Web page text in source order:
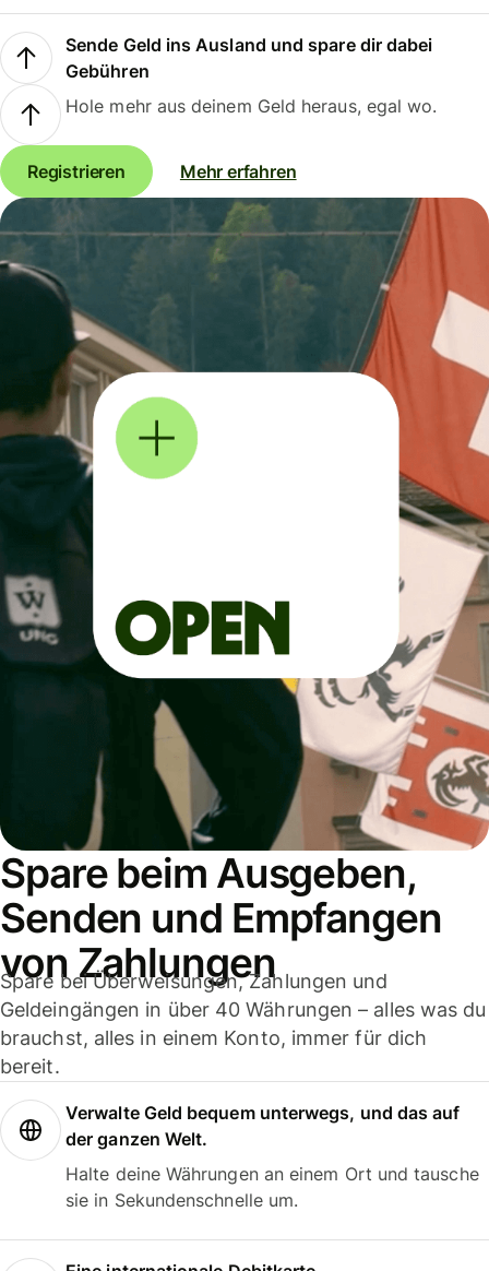
Sende Geld ins Ausland und spare dir dabei
Gebühren
Hole mehr aus deinem Geld heraus, egal wo.
Registrieren Mehr erfahren
Spare beim Ausgeben,
Senden und Empfangen
von Zahlungen
Spare bei Überweisungen, Zahlungen und
Geldeingängen in über 40 Währungen – alles was du
brauchst, alles in einem Konto, immer für dich
bereit.
Verwalte Geld bequem unterwegs, und das auf
der ganzen Welt.
Halte deine Währungen an einem Ort und tausche
sie in Sekundenschnelle um.